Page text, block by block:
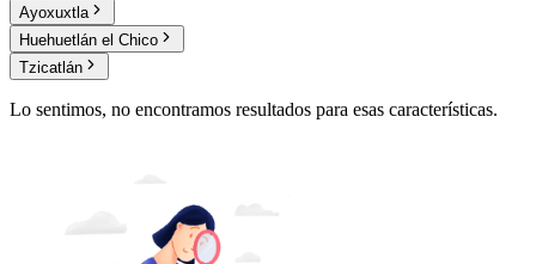
Ayoxuxtla
Huehuetlán el Chico
Tzicatlán
Lo sentimos, no encontramos resultados para esas características.